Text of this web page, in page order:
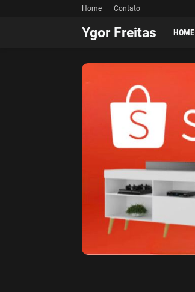
Home Contato
Ygor Freitas HOME